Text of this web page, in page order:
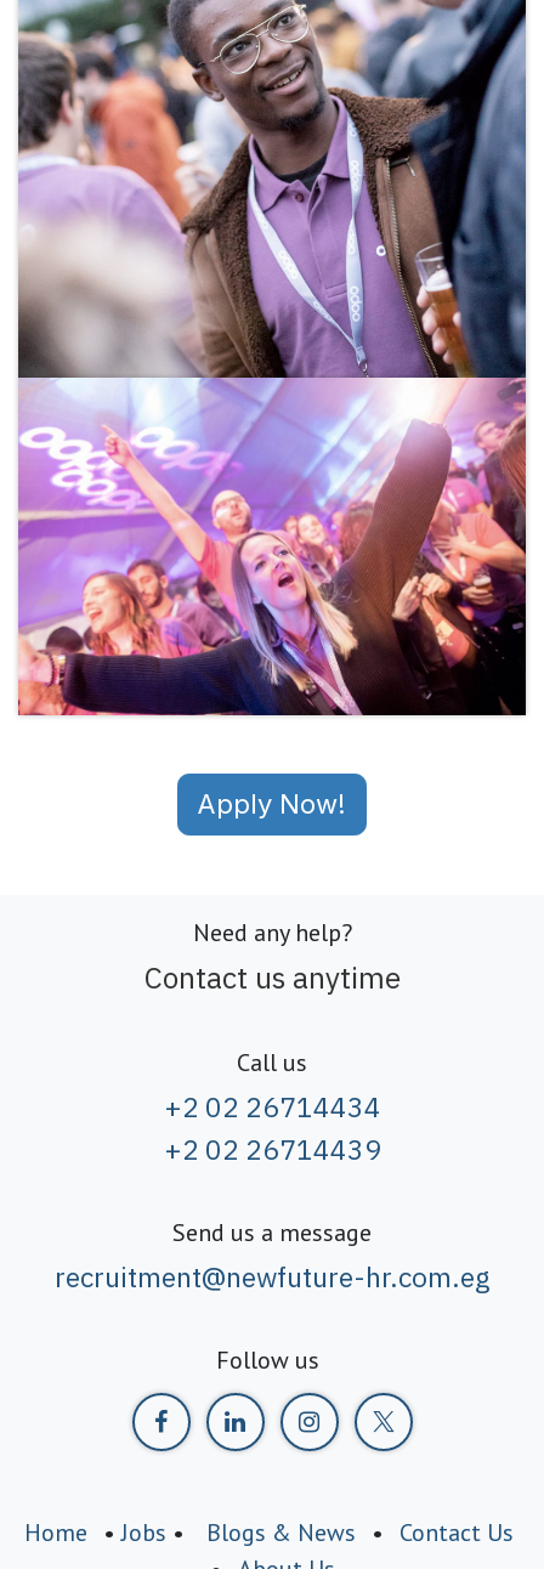
Apply Now!
Need any help?
Contact us anytime
Call us
+2 02 26714434
+2 02 26714439
Send us a message
recruitment@newfuture-hr.com.eg
Follow us
Home •Jobs • Blogs & News •
Contact Us